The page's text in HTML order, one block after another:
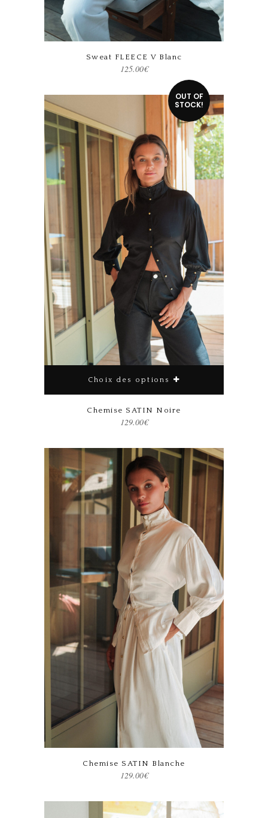
Ce produit a plusieurs variations. Les options peuvent être choisies sur la page du produit
Sweat FLEECE V Blanc
125.00€
OUT OF
STOCK!
Choix des options
Ce produit a plusieurs variations. Les options peuvent être choisies sur la page du produit
Chemise SATIN Noire
129.00€
Ce produit a plusieurs variations. Les options peuvent être choisies sur la page du produit
Chemise SATIN Blanche
129.00€